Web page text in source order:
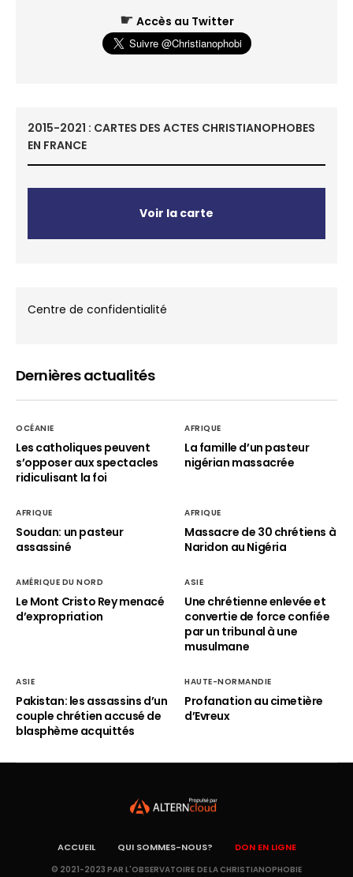
☛ Accès au Twitter
2015-2021 : CARTES DES ACTES CHRISTIANOPHOBES
EN FRANCE
Voir la carte
Centre de confidentialité
Dernières actualités
OCÉANIE
Les catholiques peuvent
s’opposer aux spectacles
ridiculisant la foi
AFRIQUE
La famille d’un pasteur
nigérian massacrée
AFRIQUE
Soudan: un pasteur
assassiné
AFRIQUE
Massacre de 30 chrétiens à
Naridon au Nigéria
AMÉRIQUE DU NORD
Le Mont Cristo Rey menacé
d’expropriation
ASIE
Une chrétienne enlevée et
convertie de force confiée
par un tribunal à une
musulmane
ASIE
Pakistan: les assassins d’un
couple chrétien accusé de
blasphème acquittés
HAUTE-NORMANDIE
Profanation au cimetière
d’Evreux
ACCUEIL QUI SOMMES-NOUS? DON EN LIGNE
© 2021-2023 PAR L'OBSERVATOIRE DE LA CHRISTIANOPHOBIE